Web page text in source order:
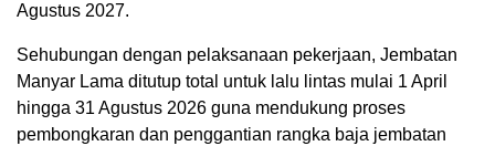
Agustus 2027.
Sehubungan dengan pelaksanaan pekerjaan, Jembatan
Manyar Lama ditutup total untuk lalu lintas mulai 1 April
hingga 31 Agustus 2026 guna mendukung proses
pembongkaran dan penggantian rangka baja jembatan